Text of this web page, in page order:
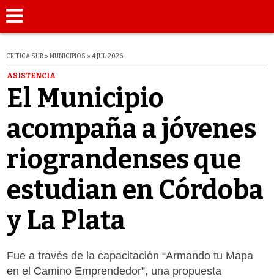
CRITICA SUR » MUNICIPIOS » 4 JUL 2026
ASISTENCIA
El Municipio
acompaña a jóvenes
riograndenses que
estudian en Córdoba
y La Plata
Fue a través de la capacitación “Armando tu Mapa
en el Camino Emprendedor”, una propuesta